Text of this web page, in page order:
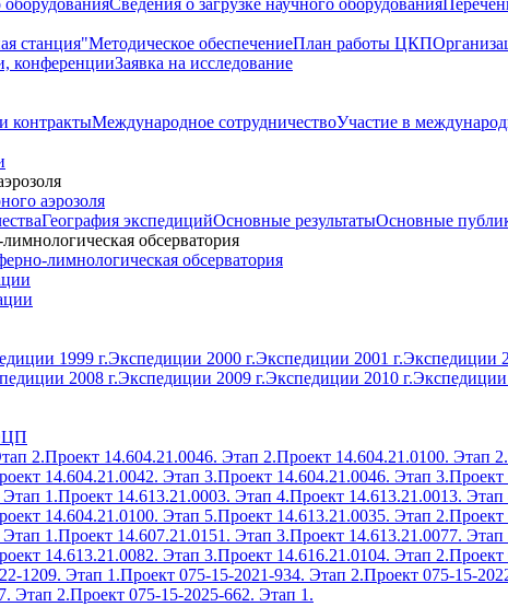
Сведения о загрузке научного оборудования
станция"Методическое обеспечениеПлан работы ЦКП
конференцииЗаявка на исследование
контрактыМеждународное сотрудничествоУчастие в
аэрозоля
География экспедицийОсновные результатыОсновные
обсерватория
лимнологическая обсерватория
1999 г.Экспедиции 2000 г.Экспедиции 2001 г.Экспедиции
2008 г.Экспедиции 2009 г.Экспедиции 2010 г.Экспедиции
2.Проект 14.604.21.0046. Этап 2.Проект 14.604.21.0100. Этап 2.
14.604.21.0042. Этап 3.Проект 14.604.21.0046. Этап 3.Проект
1.Проект 14.613.21.0003. Этап 4.Проект 14.613.21.0013. Этап
14.604.21.0100. Этап 5.Проект 14.613.21.0035. Этап 2.Проект
1.Проект 14.607.21.0151. Этап 3.Проект 14.613.21.0077. Этап
14.613.21.0082. Этап 3.Проект 14.616.21.0104. Этап 2.Проект
1209. Этап 1.Проект 075-15-2021-934. Этап 2.Проект 075-15-
Этап 2.Проект 075-15-2025-662. Этап 1.